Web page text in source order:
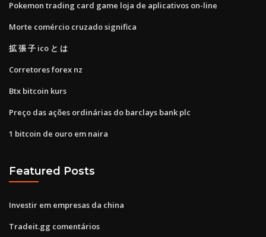
Pokemon trading card game loja de aplicativos on-line
Morte comércio cruzado significa
拡 張 子 ico と は
Corretores forex nz
Btx bitcoin kurs
Preço das ações ordinárias do barclays bank plc
1 bitcoin de ouro em naira
Featured Posts
Investir em empresas da china
Tradeit.gg comentários